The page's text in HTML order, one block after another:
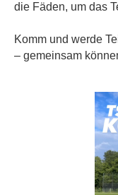
die Fäden, um das
Komm und werde
– gemeinsam